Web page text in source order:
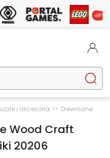
i akcesoria Drewniane
Wood Craft
20206